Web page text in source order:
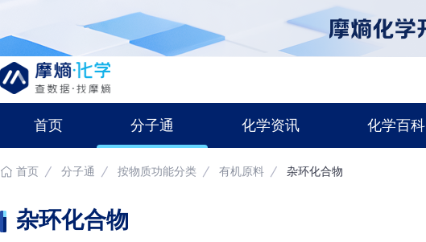
首页 分子通 化学资讯 化学百科
首页 分子通 按物质功能分类 有机原料 杂环化合物
杂环化合物